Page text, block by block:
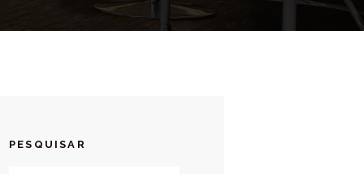
PESQUISAR